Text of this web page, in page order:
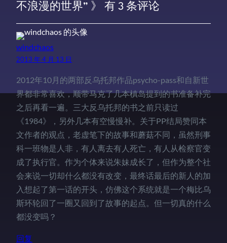
不浪漫的世界” 》 有 3 条评论
windchaos
2013 年 4 月 13 日
2012年10月的两部反乌托邦作品psycho-pass和自新世
界都非常喜欢，顺带马克了几本槙岛提到的书准备补完
之后再看一遍。三大反乌托邦的书之前只读过
《1984》，另外几本有空慢慢补。关于PP结局赞同本
文作者的观点，老虚笔下的故事和蘑菇不同，虽然刑事
科一班物是人非，有人离去有人死亡，有人从检察官变
成了执行官。作为个体来说朱妹成长了，但作为整个社
会来说一切却什么都没有改变，最终话最后的新人的加
入想起了第一话的开头，仿佛这个系统就是一个梅比乌
斯环轮回了一圈又回到了故事的起点。但一切真的什么
都没变吗？
回复